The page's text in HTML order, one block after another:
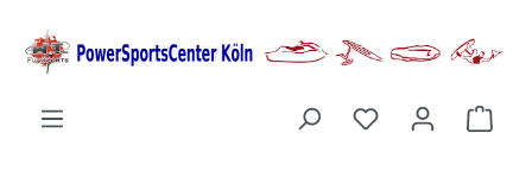
springen